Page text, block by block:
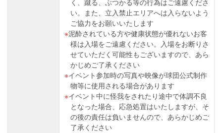
く、蹴る、ぶつかる等の行為はご遠慮くださ
い。また、立入禁止エリアへは入らないよう
ご協力をお願いいたします
泥酔されている方や健康状態が優れないお客
様は入場をご遠慮ください。入場をお断りさ
せていただく可能性もございますので、あら
かじめご了承ください
イベント参加時の写真や映像が球団公式制作
物等に使用される場合があります
イベント中に怪我をされたり途中で体調不良
となった場合、応急処置はいたしますが、そ
の後の責任は負いませんので、あらかじめご
了承ください